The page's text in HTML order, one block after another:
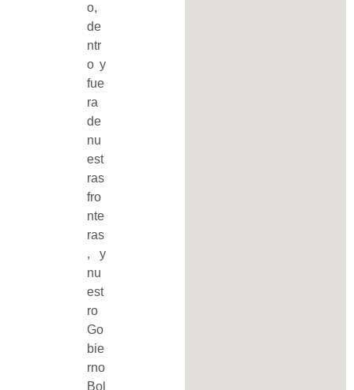
o,
de
ntr
o y
fue
ra
de
nu
est
ras
fro
nte
ras
, y
nu
est
ro
Go
bie
rno
Bol